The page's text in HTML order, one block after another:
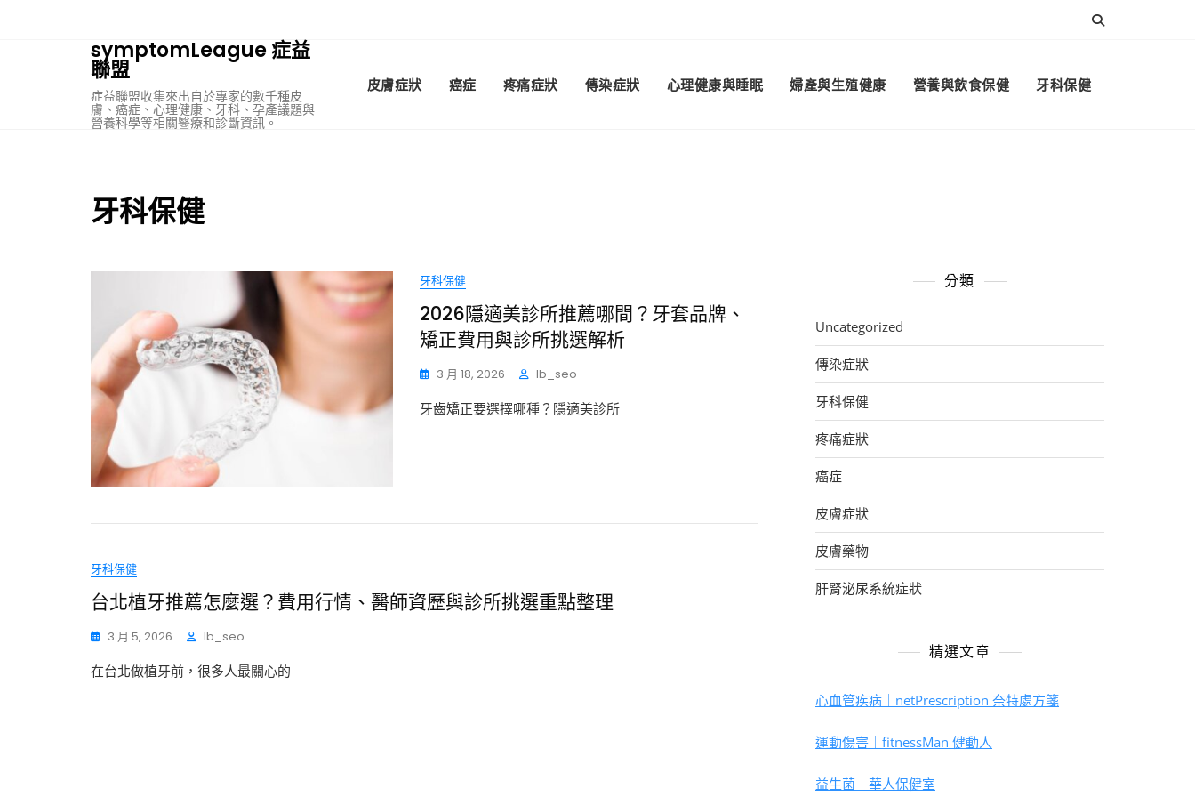
symptomLeague 症益
聯盟
症益聯盟收集來出自於專家的數千種皮
膚、癌症、心理健康、牙科、孕產議題與
營養科學等相關醫療和診斷資訊。
皮膚症狀 癌症 疼痛症狀 傳染症狀 心理健康與睡眠 婦產與生殖健康 營養與飲食保健 牙科保健
牙科保健
牙科保健
2026隱適美診所推薦哪間？牙套品牌、
矯正費用與診所挑選解析
3 月 18, 2026 Ib_seo
牙齒矯正要選擇哪種？隱適美診所
牙科保健
台北植牙推薦怎麼選？費用行情、醫師資歷與診所挑選重點整理
3 月 5, 2026 Ib_seo
在台北做植牙前，很多人最關心的
分類
Uncategorized
傳染症狀
牙科保健
疼痛症狀
癌症
皮膚症狀
皮膚藥物
肝腎泌尿系統症狀
精選文章
心血管疾病｜netPrescription 奈特處方箋
運動傷害｜fitnessMan 健動人
益生菌｜華人保健室